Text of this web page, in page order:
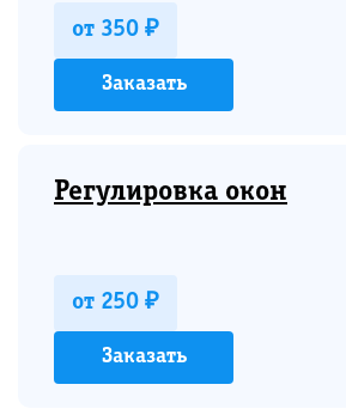
от 350 ₽
Заказать
Регулировка окон
от 250 ₽
Заказать